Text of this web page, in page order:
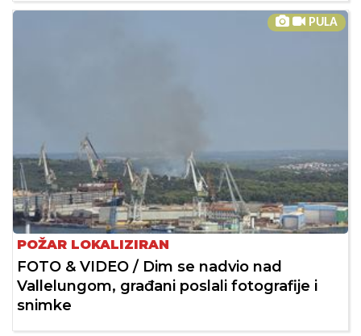
PULA
POŽAR LOKALIZIRAN
FOTO & VIDEO / Dim se nadvio nad
Vallelungom, građani poslali fotografije i
snimke